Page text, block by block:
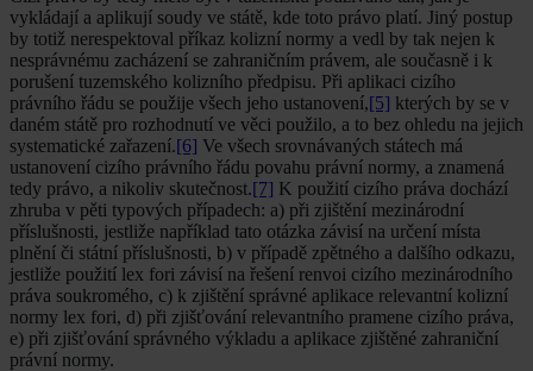
vykládají a aplikují soudy ve státě, kde toto právo platí. Jiný postup
by totiž nerespektoval příkaz kolizní normy a vedl by tak nejen k
nesprávnému zacházení se zahraničním právem, ale současně i k
porušení tuzemského kolizního předpisu. Při aplikaci cizího
právního řádu se použije všech jeho ustanovení,[5] kterých by se v
daném státě pro rozhodnutí ve věci použilo, a to bez ohledu na jejich
systematické zařazení.[6] Ve všech srovnávaných státech má
ustanovení cizího právního řádu povahu právní normy, a znamená
tedy právo, a nikoliv skutečnost.[7] K použití cizího práva dochází
zhruba v pěti typových případech: a) při zjištění mezinárodní
příslušnosti, jestliže například tato otázka závisí na určení místa
plnění či státní příslušnosti, b) v případě zpětného a dalšího odkazu,
jestliže použití lex fori závisí na řešení renvoi cizího mezinárodního
práva soukromého, c) k zjištění správné aplikace relevantní kolizní
normy lex fori, d) při zjišťování relevantního pramene cizího práva,
e) při zjišťování správného výkladu a aplikace zjištěné zahraniční
právní normy.